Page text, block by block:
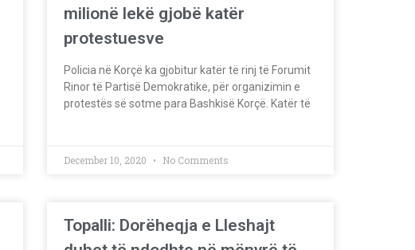
milionë lekë gjobë katër
protestuesve
Policia në Korçë ka gjobitur katër të rinj të Forumit
Rinor të Partisë Demokratike, për organizimin e
protestës së sotme para Bashkisë Korçë. Katër të
December 10, 2020 No Comments
Topalli: Dorëheqja e Lleshajt